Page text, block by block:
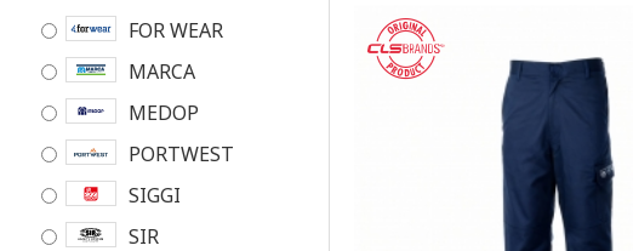
FOR WEAR
MARCA
MEDOP
PORTWEST
SIGGI
SIR